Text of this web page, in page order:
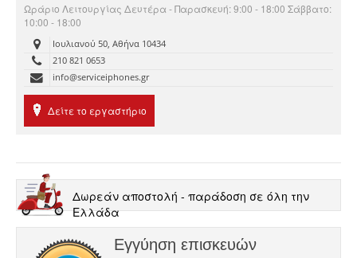
Ωράριο Λειτουργίας Δευτέρα - Παρασκευή: 9:00 - 18:00 Σάββατο:
10:00 - 18:00
Ιουλιανού 50, Αθήνα 10434
210 821 0653
info@serviceiphones.gr
Δείτε το εργαστήριο
Δωρεάν αποστολή - παράδοση σε όλη την
Ελλάδα
Εγγύηση επισκευών